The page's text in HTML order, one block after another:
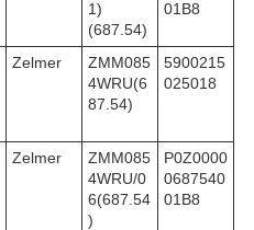
1)
(687.54)
01B8
Zelmer
ZMM085
4WRU(6
87.54)
5900215
025018
Zelmer
ZMM085
4WRU/0
6(687.54
)
P0Z0000
0687540
01B8